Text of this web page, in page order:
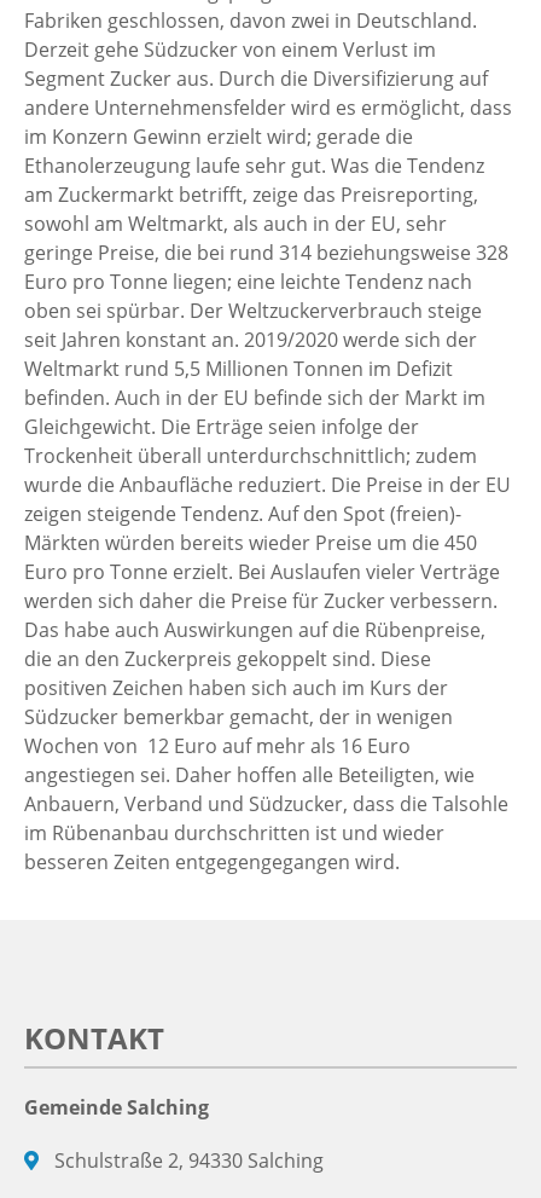
Fabriken geschlossen, davon zwei in Deutschland.
Derzeit gehe Südzucker von einem Verlust im
Segment Zucker aus. Durch die Diversifizierung auf
andere Unternehmensfelder wird es ermöglicht, dass
im Konzern Gewinn erzielt wird; gerade die
Ethanolerzeugung laufe sehr gut. Was die Tendenz
am Zuckermarkt betrifft, zeige das Preisreporting,
sowohl am Weltmarkt, als auch in der EU, sehr
geringe Preise, die bei rund 314 beziehungsweise 328
Euro pro Tonne liegen; eine leichte Tendenz nach
oben sei spürbar. Der Weltzuckerverbrauch steige
seit Jahren konstant an. 2019/2020 werde sich der
Weltmarkt rund 5,5 Millionen Tonnen im Defizit
befinden. Auch in der EU befinde sich der Markt im
Gleichgewicht. Die Erträge seien infolge der
Trockenheit überall unterdurchschnittlich; zudem
wurde die Anbaufläche reduziert. Die Preise in der EU
zeigen steigende Tendenz. Auf den Spot (freien)-
Märkten würden bereits wieder Preise um die 450
Euro pro Tonne erzielt. Bei Auslaufen vieler Verträge
werden sich daher die Preise für Zucker verbessern.
Das habe auch Auswirkungen auf die Rübenpreise,
die an den Zuckerpreis gekoppelt sind. Diese
positiven Zeichen haben sich auch im Kurs der
Südzucker bemerkbar gemacht, der in wenigen
Wochen von 12 Euro auf mehr als 16 Euro
angestiegen sei. Daher hoffen alle Beteiligten, wie
Anbauern, Verband und Südzucker, dass die Talsohle
im Rübenanbau durchschritten ist und wieder
besseren Zeiten entgegengegangen wird.
KONTAKT
Gemeinde Salching
Schulstraße 2, 94330 Salching